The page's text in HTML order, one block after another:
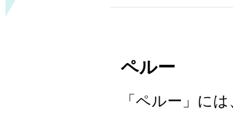
ペルー
「ペルー」に